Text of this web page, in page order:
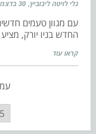
גלי לויטה ליבוביץ 30 בדצמבר 2019
עם מגוון טעמים
החדש בניו יורק,
קראו עוד
5